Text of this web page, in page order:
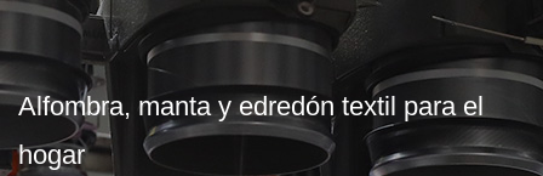
Alfombra, manta y edredón textil para el
hogar